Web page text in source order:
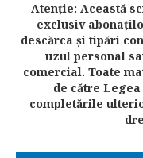
Atenţie: Această
exclusiv
descărca şi tipări
uzul personal
comercial. Toate
de către
completările